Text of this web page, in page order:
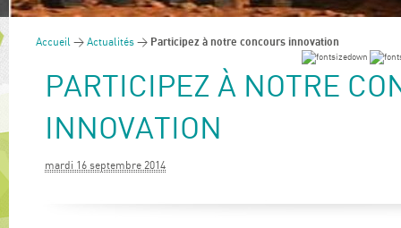
Accueil > Actualités > Participez à notre concours innovation
PARTICIPEZ À NOTRE
INNOVATION
mardi 16 septembre 2014